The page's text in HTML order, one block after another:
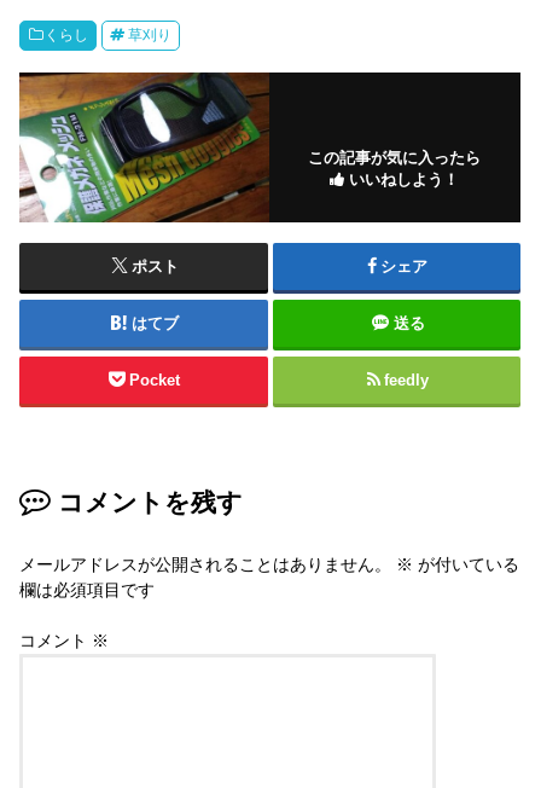
くらし 草刈り
この記事が気に入ったら
いいねしよう！
ポスト シェア
はてブ 送る
Pocket feedly
コメントを残す
メールアドレスが公開されることはありません。 ※ が付いている
欄は必須項目です
コメント ※